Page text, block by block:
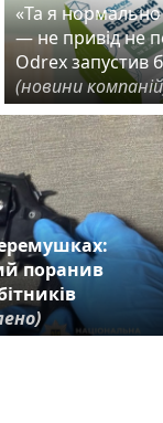
«Та я
— не привід не
Odrex запустив
(новини
поранив